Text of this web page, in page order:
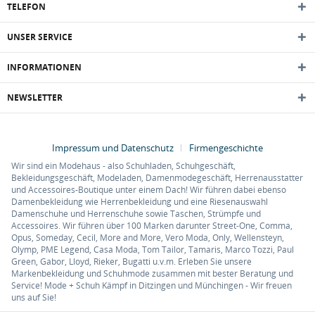
TELEFON
UNSER SERVICE
INFORMATIONEN
NEWSLETTER
Impressum und Datenschutz Firmengeschichte
Wir sind ein Modehaus - also Schuhladen, Schuhgeschäft,
Bekleidungsgeschäft, Modeladen, Damenmodegeschäft, Herrenausstatter
und Accessoires-Boutique unter einem Dach! Wir führen dabei ebenso
Damenbekleidung wie Herrenbekleidung und eine Riesenauswahl
Damenschuhe und Herrenschuhe sowie Taschen, Strümpfe und
Accessoires. Wir führen über 100 Marken darunter Street-One, Comma,
Opus, Someday, Cecil, More and More, Vero Moda, Only, Wellensteyn,
Olymp, PME Legend, Casa Moda, Tom Tailor, Tamaris, Marco Tozzi, Paul
Green, Gabor, Lloyd, Rieker, Bugatti u.v.m. Erleben Sie unsere
Markenbekleidung und Schuhmode zusammen mit bester Beratung und
Service! Mode + Schuh Kämpf in Ditzingen und Münchingen - Wir freuen
uns auf Sie!